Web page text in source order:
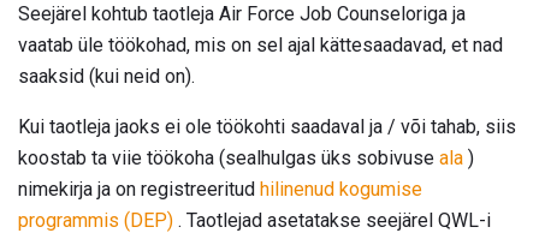
Seejärel kohtub taotleja Air Force Job Counseloriga ja
vaatab üle töökohad, mis on sel ajal kättesaadavad, et nad
saaksid (kui neid on).
Kui taotleja jaoks ei ole töökohti saadaval ja / või tahab, siis
koostab ta viie töökoha (sealhulgas üks sobivuse ala )
nimekirja ja on registreeritud hilinenud kogumise
programmis (DEP) . Taotlejad asetatakse seejärel QWL-i